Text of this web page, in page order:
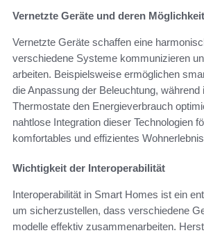
Vernetzte Geräte und deren
Vernetzte Geräte schaffen eine
verschiedene Systeme kommunizieren
arbeiten. Beispielsweise ermöglichen
die Anpassung der Beleuchtung, während
Thermostate den Energieverbrauch
nahtlose Integration dieser Technologien
komfortables und effizientes
Wichtigkeit der Interoperabilität
Interoperabilität in Smart Homes ist ein
um sicherzustellen, dass verschiedene
modelle effektiv zusammenarbeiten.